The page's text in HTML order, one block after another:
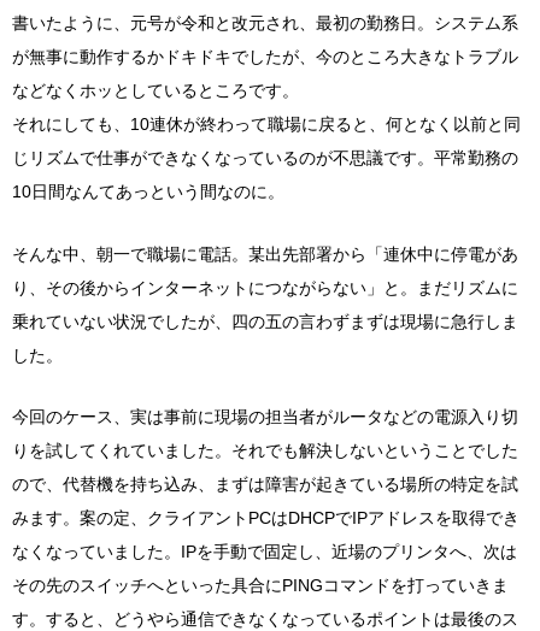
書いたように、元号が令和と改元され、最初の勤務日。システム系
が無事に動作するかドキドキでしたが、今のところ大きなトラブル
などなくホッとしているところです。
それにしても、10連休が終わって職場に戻ると、何となく以前と同
じリズムで仕事ができなくなっているのが不思議です。平常勤務の
10日間なんてあっという間なのに。
そんな中、朝一で職場に電話。某出先部署から「連休中に停電があ
り、その後からインターネットにつながらない」と。まだリズムに
乗れていない状況でしたが、四の五の言わずまずは現場に急行しま
した。
今回のケース、実は事前に現場の担当者がルータなどの電源入り切
りを試してくれていました。それでも解決しないということでした
ので、代替機を持ち込み、まずは障害が起きている場所の特定を試
みます。案の定、クライアントPCはDHCPでIPアドレスを取得でき
なくなっていました。IPを手動で固定し、近場のプリンタへ、次は
その先のスイッチへといった具合にPINGコマンドを打っていきま
す。すると、どうやら通信できなくなっているポイントは最後のス